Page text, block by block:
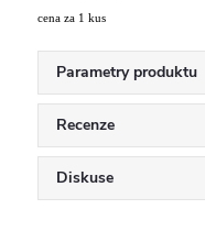
cena za 1 kus
Parametry produktu
Recenze
Diskuse